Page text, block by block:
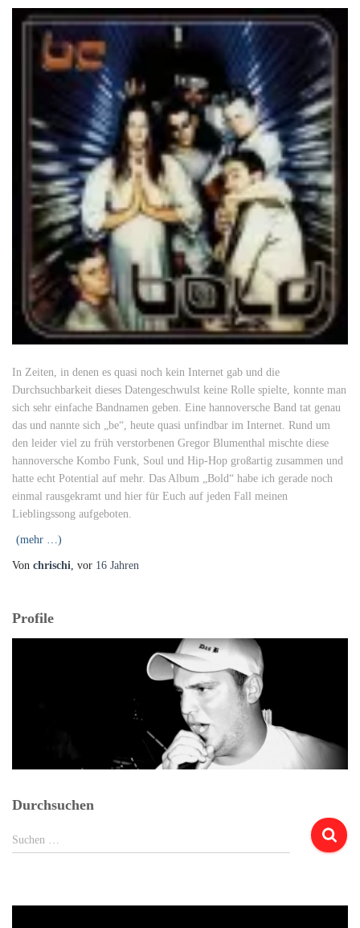
In Zeiten, in denen es quasi noch kein Internet gab und die
Durchsuchbarkeit dieses Datengeschwulst keine Rolle spielte, konnte man
sich sehr einfache Bandnamen geben. Eine hannoversche Band tat genau
das und nannte sich „be“, heute quasi unfindbar im Internet. Rund um
den leider viel zu früh verstorbenen Gregor Blumenthal mischte diese
hannoversche Kombo Funk, Soul und Hip-Hop großartig zusammen und
hatte echt Potential auf mehr. Das Album „Bold“ habe ich gerade noch
einmal rausgekramt und hier für Euch auf jeden Fall meinen
Lieblingssong aufgeboten.
(mehr …)
Von chrischi, vor 16 Jahren
Profile
Durchsuchen
Suchen
nach:
Suchen …